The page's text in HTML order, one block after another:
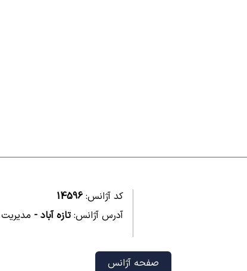
کد آژانس: 14596
آدرس آژانس:تازه آباد -
صفحه آژانس